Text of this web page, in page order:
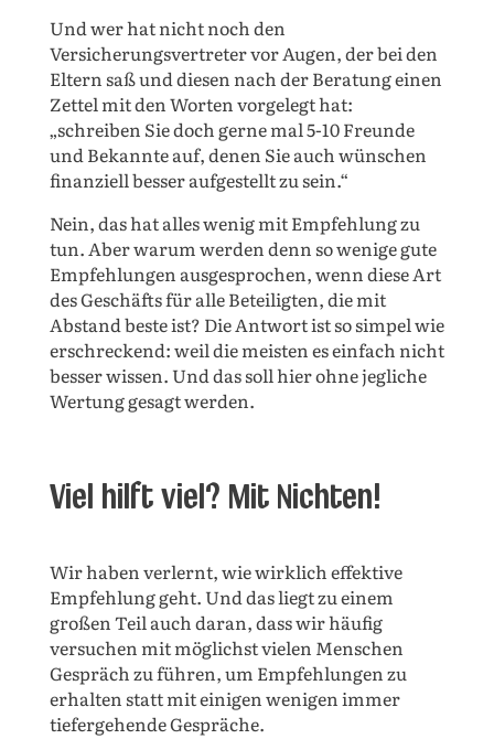
Und wer hat nicht noch den
Versicherungsvertreter vor Augen, der bei den
Eltern saß und diesen nach der Beratung einen
Zettel mit den Worten vorgelegt hat:
„schreiben Sie doch gerne mal 5-10 Freunde
und Bekannte auf, denen Sie auch wünschen
finanziell besser aufgestellt zu sein.“
Nein, das hat alles wenig mit Empfehlung zu
tun. Aber warum werden denn so wenige gute
Empfehlungen ausgesprochen, wenn diese Art
des Geschäfts für alle Beteiligten, die mit
Abstand beste ist? Die Antwort ist so simpel wie
erschreckend: weil die meisten es einfach nicht
besser wissen. Und das soll hier ohne jegliche
Wertung gesagt werden.
Viel hilft viel? Mit Nichten!
Wir haben verlernt, wie wirklich effektive
Empfehlung geht. Und das liegt zu einem
großen Teil auch daran, dass wir häufig
versuchen mit möglichst vielen Menschen
Gespräch zu führen, um Empfehlungen zu
erhalten statt mit einigen wenigen immer
tiefergehende Gespräche.